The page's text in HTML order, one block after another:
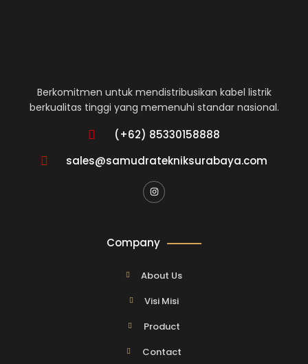
Berkomitmen untuk mendistribusikan kabel listrik
berkualitas tinggi yang memenuhi standar nasional.
(+62) 85330158888
sales@samudratekniksurabaya.com
Company
About Us
Visi Misi
Product
Contact